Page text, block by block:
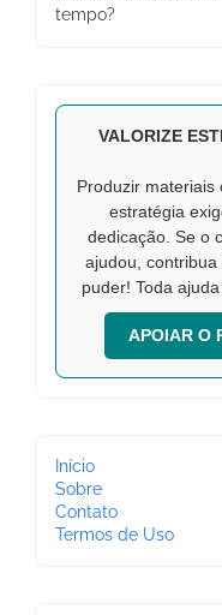
tempo?
VALORIZE
Produzir materiais
estratégia
dedicação. Se o
ajudou,
puder! Toda
APOIAR O
Início
Sobre
Contato
Termos de Uso